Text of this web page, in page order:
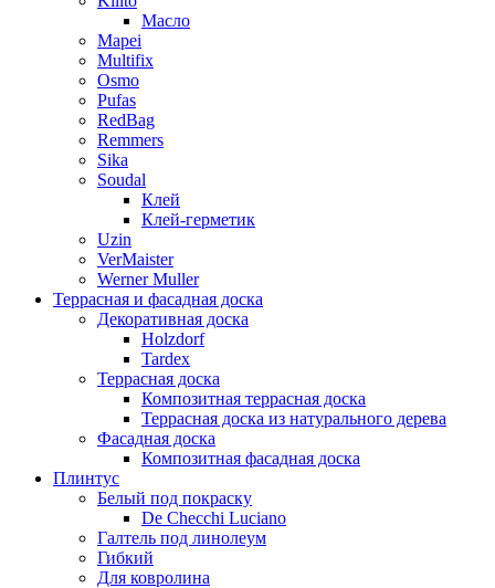
Масло
Mapei
Multifix
Osmo
Pufas
RedBag
Remmers
Sika
Soudal
Клей
Клей-герметик
Uzin
VerMaister
Werner Muller
Террасная и фасадная доска
Декоративная доска
Holzdorf
Tardex
Террасная доска
Композитная террасная доска
Террасная доска из натурального дерева
Фасадная доска
Композитная фасадная доска
Плинтус
Белый под покраску
De Checchi Luciano
Галтель под линолеум
Гибкий
Для ковролина